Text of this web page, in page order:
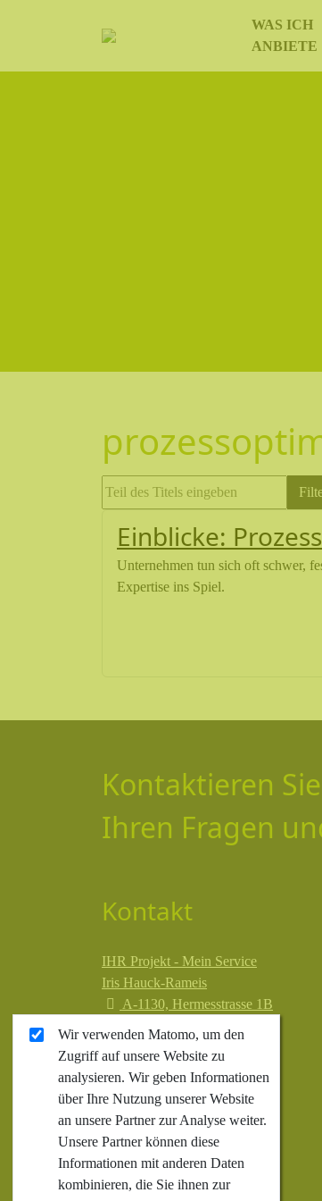
Wir verwenden Matomo, um den
Zugriff auf unsere Website zu
analysieren. Wir geben Informationen
über Ihre Nutzung unserer Website
an unsere Partner zur Analyse weiter.
Unsere Partner können diese
Informationen mit anderen Daten
kombinieren, die Sie ihnen zur
HOME
WAS ICH
ANBIETE
Teil des Titels eingeben
Einblicke:
Unternehmen tun sich oft schwer,
Expertise ins Spiel.
Kontaktieren
Ihren Fragen
Kontakt
IHR Projekt - Mein Service
Iris Hauck-Rameis
A-1130, Hermesstrasse 1B